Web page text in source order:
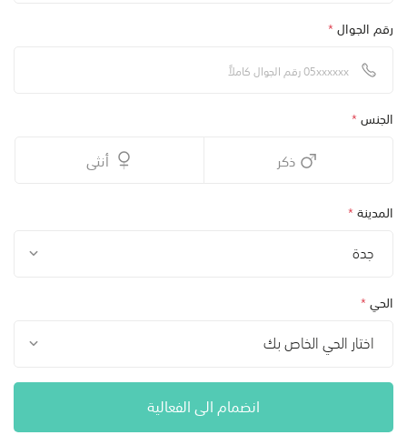
رقم الجوال*
الجنس*
ذكر أنثى
المدينة*
جدة
الحي*
اختار الحي الخاص بك
انضمام الى الفعالية